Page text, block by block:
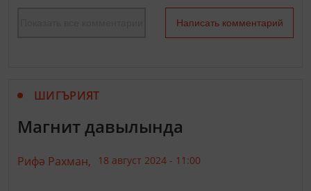
Написать комментарий
ШИГЪРИЯТ
Магнит давылында
Рифә Рахман, 18 август 2024 - 11:00